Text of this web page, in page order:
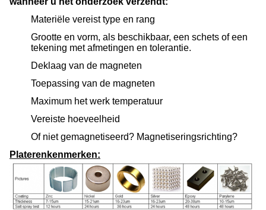
Materiële vereist type en rang
Grootte en vorm, als beschikbaar, een schets of een
tekening met afmetingen en tolerantie.
Deklaag van de magneten
Toepassing van de magneten
Maximum het werk temperatuur
Vereiste hoeveelheid
Of niet gemagnetiseerd? Magnetiseringsrichting?
Platerenkenmerken: